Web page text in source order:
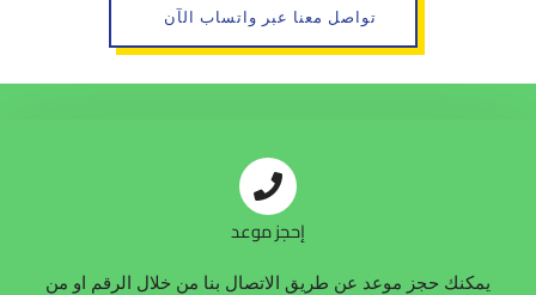
تواصل معنا عبر واتساب الآن
إحجز موعد
يمكنك حجز موعد عن طريق الاتصال بنا من خلال الرقم او من